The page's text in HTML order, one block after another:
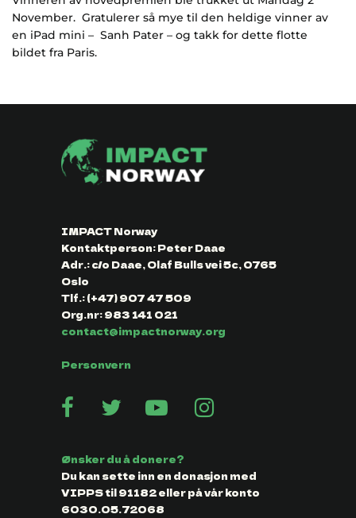
November. Gratulerer så mye til den heldige vinner av
en iPad mini – Sanh Pater – og takk for dette flotte
bildet fra Paris.
IMPACT Norway
Kontaktperson: Peter Daae
Adr.: c/o Daae, Olaf Bulls vei 5c, 0765
Oslo
Tlf.: (+47) 907 47 509
Org.nr: 983 141 021
contact@impactnorway.org
Personvern
Ønsker du å donere?
Du kan sette inn en donasjon med
VIPPS til 91182 eller på vår konto
6030.05.72068